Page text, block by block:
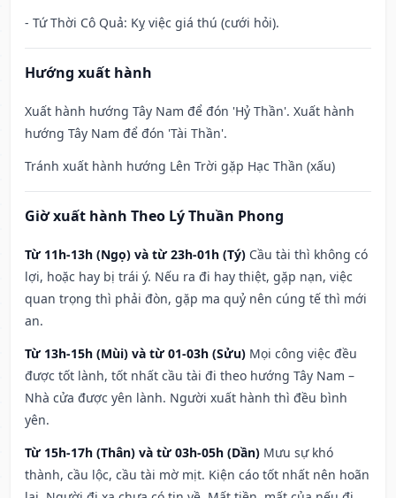
- Tứ Thời Cô Quả: Kỵ việc giá thú (cưới hỏi).
Hướng xuất hành
Xuất hành hướng Tây Nam để đón 'Hỷ Thần'. Xuất hành
hướng Tây Nam để đón 'Tài Thần'.
Tránh xuất hành hướng Lên Trời gặp Hạc Thần (xấu)
Giờ xuất hành Theo Lý Thuần Phong
Từ 11h-13h (Ngọ) và từ 23h-01h (Tý) Cầu tài thì không có
lợi, hoặc hay bị trái ý. Nếu ra đi hay thiệt, gặp nạn, việc
quan trọng thì phải đòn, gặp ma quỷ nên cúng tế thì mới
an.
Từ 13h-15h (Mùi) và từ 01-03h (Sửu) Mọi công việc đều
được tốt lành, tốt nhất cầu tài đi theo hướng Tây Nam –
Nhà cửa được yên lành. Người xuất hành thì đều bình
yên.
Từ 15h-17h (Thân) và từ 03h-05h (Dần) Mưu sự khó
thành, cầu lộc, cầu tài mờ mịt. Kiện cáo tốt nhất nên hoãn